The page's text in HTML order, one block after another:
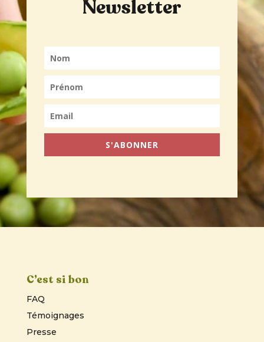
Newsletter
S'ABONNER
C’est si bon
FAQ
Témoignages
Presse